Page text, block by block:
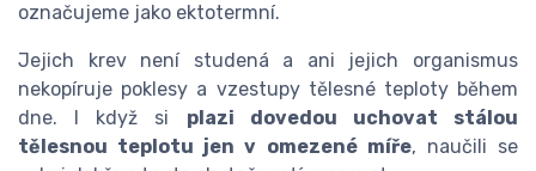
označujeme jako ektotermní.
Jejich krev není studená a ani jejich organismus
nekopíruje poklesy a vzestupy tělesné teploty během
dne. I když si plazi dovedou uchovat stálou
tělesnou teplotu jen v omezené míře, naučili se